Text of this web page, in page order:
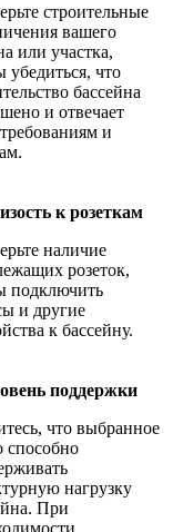
строительные
вашего
или участка,
убедиться, что
бассейна
и отвечает
и
к розеткам
наличие
розеток,
подключить
и другие
к бассейну.
поддержки
что выбранное
способно
нагрузку
При